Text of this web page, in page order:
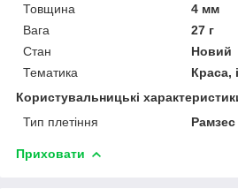
Товщина
4 мм
Вага
27 г
Стан
Новий
Тематика
Краса,
Користувальницькі
Тип плетіння
Приховати